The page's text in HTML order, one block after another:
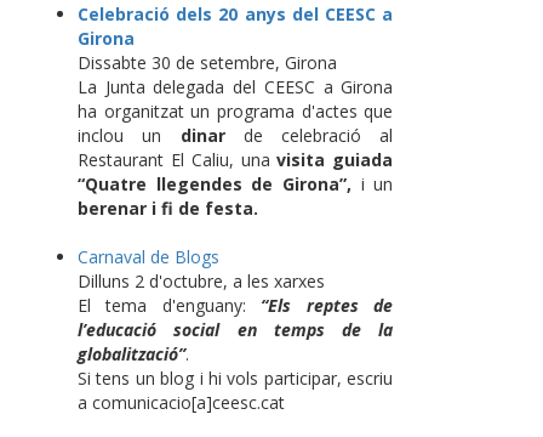
Celebració dels 20 anys del CEESC a
Girona
Dissabte 30 de setembre, Girona
La Junta delegada del CEESC a Girona
ha organitzat un programa d'actes que
inclou un dinarde celebració al
Restaurant El Caliu, una visita guiada
“Quatre llegendes de Girona”, i un
berenar i fi de festa.
Carnaval de Blogs
Dilluns 2 d'octubre, a les xarxes
El tema d'enguany: “Els reptes de
l’educació social en temps de la
globalització”.
Si tens un blog i hi vols participar, escriu
a comunicacio[a]ceesc.cat